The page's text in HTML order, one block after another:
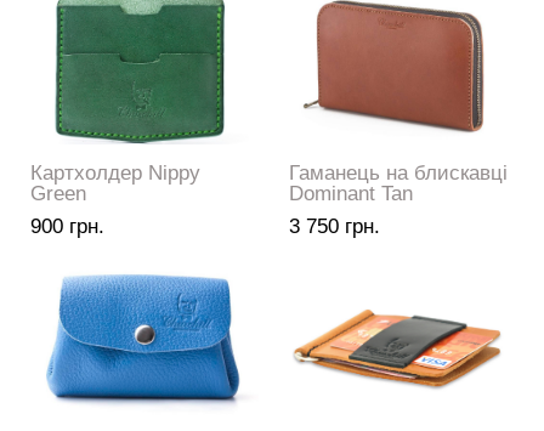
Картхолдер Nippy
Green
900 грн.
Гаманець на блискавці
Dominant Tan
3 750 грн.